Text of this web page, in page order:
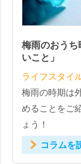
梅雨のおうち
いこと」
ライフスタイ
梅雨の時期は
めることをご
ょう！
コラムを